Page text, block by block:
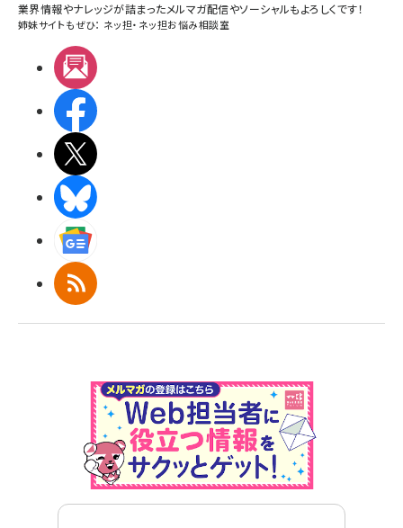
業界情報やナレッジが詰まったメルマガ配信やソーシャルもよろしくです！
姉妹サイトもぜひ： ネッ担・ ネッ担お悩み相談室
RSS